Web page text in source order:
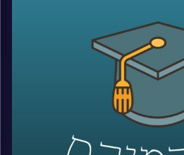
ביותר בעשורים האחרונים,
– אובדן משילות, משבר כלכלי
עם לבנון שלא נראתה מזה
והאם מתישהו נצליח להגיע
אלינו שוב ד״ר חיים קורן, בית ספר
אוניברסיטת רייכמן.